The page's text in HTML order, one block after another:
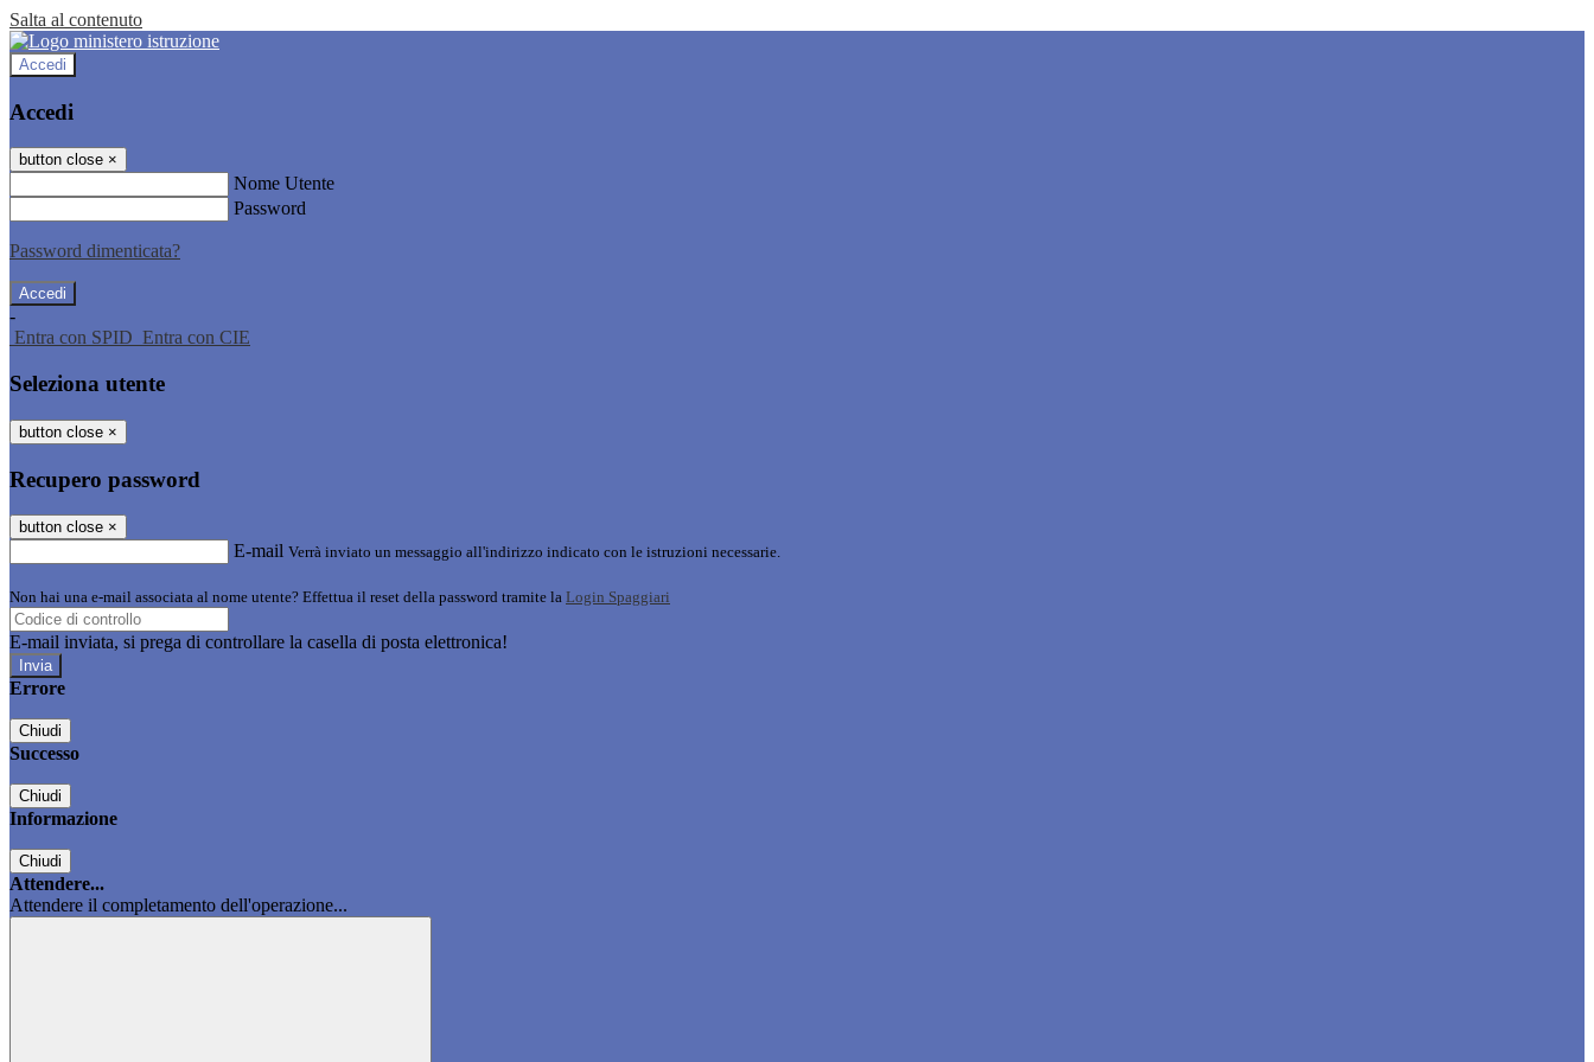
Salta al contenuto
Accedi
Accedi
button close ×
Nome Utente
Password
Password dimenticata?
-
Entra con SPID Entra con CIE
Seleziona utente
button close ×
Recupero password
button close ×
E-mail Verrà inviato un messaggio all'indirizzo indicato con le istruzioni necessarie.
Non hai una e-mail associata al nome utente? Effettua il reset della password tramite la Login Spaggiari
E-mail inviata, si prega di controllare la casella di posta elettronica!
Errore
Chiudi
Successo
Chiudi
Informazione
Chiudi
Attendere...
Attendere il completamento dell'operazione...